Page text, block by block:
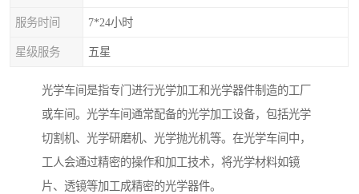
服务时间 7*24小时
星级服务 五星
光学车间是指专门进行光学加工和光学器件制造的工厂
或车间。光学车间通常配备的光学加工设备，包括光学
切割机、光学研磨机、光学抛光机等。在光学车间中，
工人会通过精密的操作和加工技术，将光学材料如镜
片、透镜等加工成精密的光学器件。